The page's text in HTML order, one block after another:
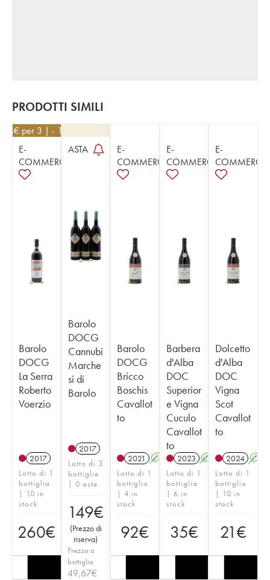
PRODOTTI SIMILI
€ per 3 | - 10%
E-
COMMERCE
Barolo
DOCG
La Serra
Roberto
Voerzio
2017
Lotto di 1
bottiglia
| 10 in
stock
260€
ASTA
Barolo
DOCG
Cannubi
Marche
si di
Barolo
2017
Lotto di 3
bottiglie
| 0 aste
149€
(Prezzo di
riserva)
Prezzo a
bottiglia
49,67€
E-
COMMERCE
Barolo
DOCG
Bricco
Boschis
Cavallot
to
2021 A
Lotto di 1
bottiglia
| 4 in
stock
92€
E-
COMMERCE
Barbera
d'Alba
DOC
Superior
e Vigna
Cuculo
Cavallot
to
2023 A
Lotto di 1
bottiglia
| 6 in
stock
35€
E-
COMMERCE
Dolcetto
d'Alba
DOC
Vigna
Scot
Cavallot
to
2024 A
Lotto di 1
bottiglia
| 10 in
stock
21€